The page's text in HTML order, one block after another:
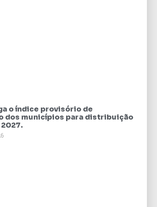
o índice provisório de
dos municípios para distribuição
2027.